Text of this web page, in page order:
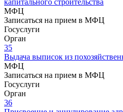
капитального строительства
МФЦ
Записаться на прием в МФЦ
Госуслуги
Орган
35
Выдача выписок из
МФЦ
Записаться на прием в МФЦ
Госуслуги
Орган
36